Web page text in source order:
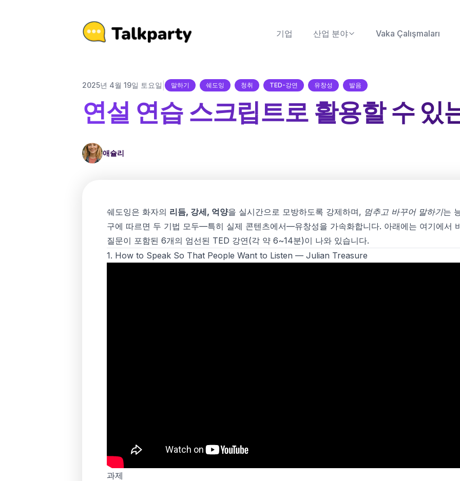
기업 산업 분야 Vaka Çalışmaları
2025년 4월 19일 토요일 말하기 쉐도잉 청취 TED-강연 유창성 발음
연설 연습 스크립트로 활용할 수 있
애슐리
쉐도잉은 화자의 리듬, 강세, 억양을 실시간으로 모방하도록 강제하며, 멈추고 바꾸어 말하기는
구에 따르면 두 기법 모두—특히 실제 콘텐츠에서—유창성을 가속화합니다. 아래에는 여기에서
질문이 포함된 6개의 엄선된 TED 강연(각 약 6~14분)이 나와 있습니다.
1. How to Speak So That People Want to Listen — Julian Treasure
과제